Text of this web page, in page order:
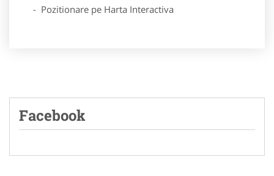
- Pozitionare pe Harta Interactiva
Facebook